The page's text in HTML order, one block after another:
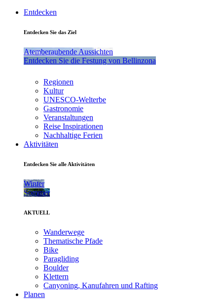
Entdecken
Entdecken Sie das Ziel
Atemberaubende Aussichten
Entdecken Sie die Festung von Bellinzona
Regionen
Kultur
UNESCO-Welterbe
Gastronomie
Veranstaltungen
Reise Inspirationen
Nachhaltige Ferien
Aktivitäten
Entdecken Sie alle Aktivitäten
Winter
Sommer
AKTUELL
Wanderwege
Thematische Pfade
Bike
Paragliding
Boulder
Klettern
Canyoning, Kanufahren und Rafting
Planen